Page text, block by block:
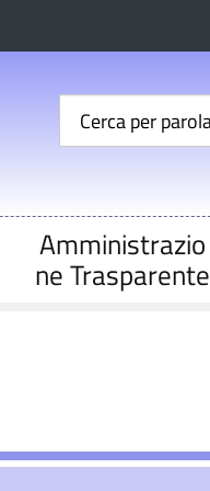
Amministrazio
ne Trasparente